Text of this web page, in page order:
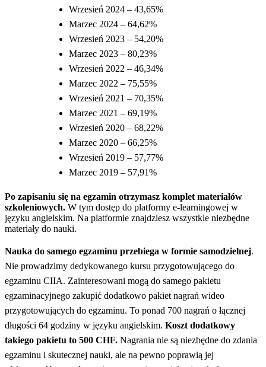
Wrzesień 2024 – 43,65%
Marzec 2024 – 64,62%
Wrzesień 2023 – 54,20%
Marzec 2023 – 80,23%
Wrzesień 2022 – 46,34%
Marzec 2022 – 75,55%
Wrzesień 2021 – 70,35%
Marzec 2021 – 69,19%
Wrzesień 2020 – 68,22%
Marzec 2020 – 66,25%
Wrzesień 2019 – 57,77%
Marzec 2019 – 57,91%
Po zapisaniu się na egzamin otrzymasz komplet materiałów
szkoleniowych. W tym dostęp do platformy e-learningowej w
języku angielskim. Na platformie znajdziesz wszystkie niezbędne
materiały do nauki.
Nauka do samego egzaminu przebiega w formie samodzielnej.
Nie prowadzimy dedykowanego kursu przygotowującego do
egzaminu CIIA. Zainteresowani mogą do samego pakietu
egzaminacyjnego zakupić dodatkowo pakiet nagrań wideo
przygotowujących do egzaminu. To ponad 700 nagrań o łącznej
długości 64 godziny w języku angielskim. Koszt dodatkowy
takiego pakietu to 500 CHF. Nagrania nie są niezbędne do zdania
egzaminu i skutecznej nauki, ale na pewno poprawią jej